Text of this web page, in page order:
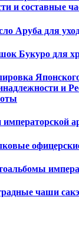
и составные
Аруба для
Букуро для
и
чаши